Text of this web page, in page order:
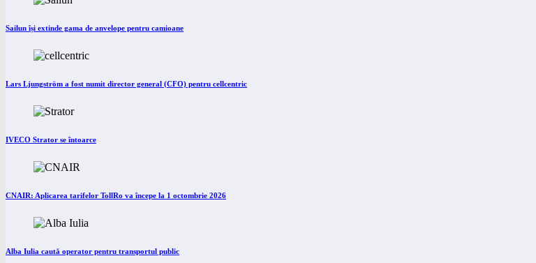
Sailun își extinde gama de anvelope pentru camioane
Lars Ljungström a fost numit director general (CFO) pentru cellcentric
IVECO Strator se întoarce
CNAIR: Aplicarea tarifelor TollRo va începe la 1 octombrie 2026
Alba Iulia caută operator pentru transportul public